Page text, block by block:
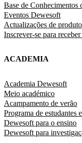
Base de Conhecimentos
Eventos Dewesoft
Actualizações de
Inscrever-se para
ACADEMIA
Academia Dewesoft
Meio académico
Acampamento de verão
Programa de estudantes
Dewesoft para o ensino
Dewesoft para